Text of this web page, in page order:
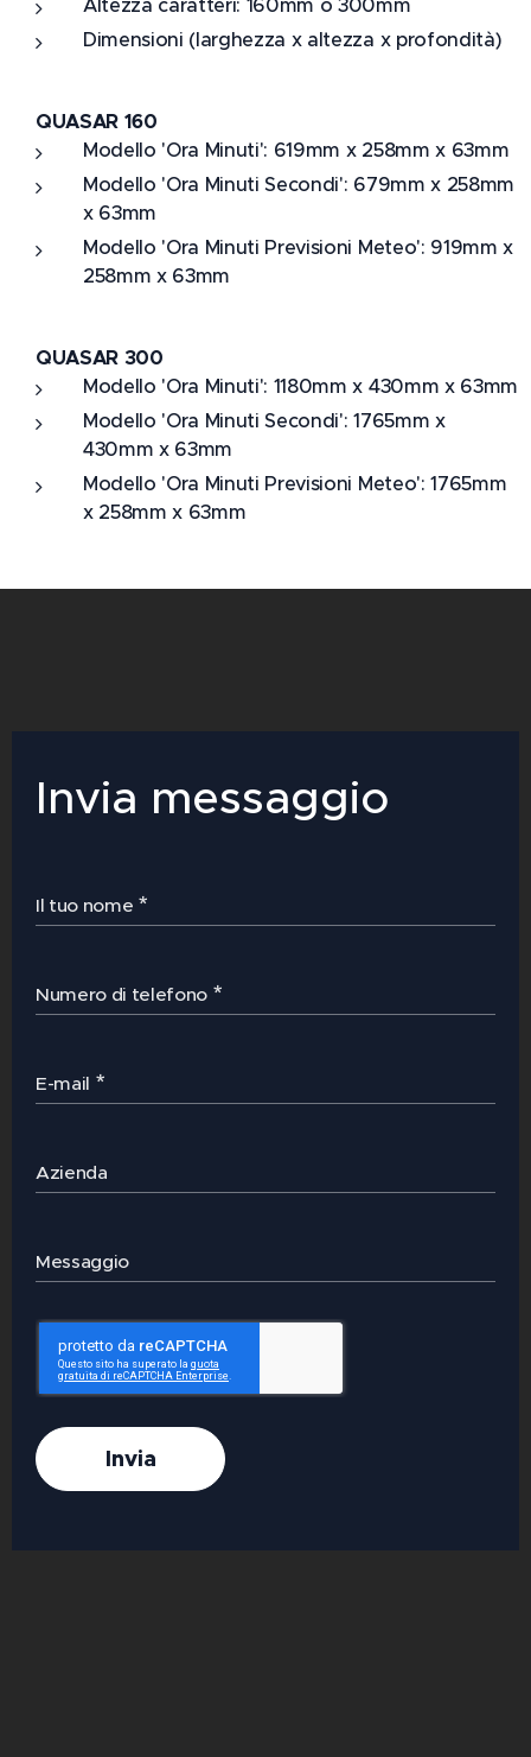
Altezza caratteri: 160mm o 300mm
Dimensioni (larghezza x altezza x profondità)
QUASAR 160
Modello 'Ora Minuti': 619mm x 258mm x 63mm
Modello 'Ora Minuti Secondi': 679mm x 258mm
x 63mm
Modello 'Ora Minuti Previsioni Meteo': 919mm x
258mm x 63mm
QUASAR 300
Modello 'Ora Minuti': 1180mm x 430mm x 63mm
Modello 'Ora Minuti Secondi': 1765mm x
430mm x 63mm
Modello 'Ora Minuti Previsioni Meteo': 1765mm
x 258mm x 63mm
Invia messaggio
Il tuo nome
Numero di telefono
E-mail
Azienda
Messaggio
Invia